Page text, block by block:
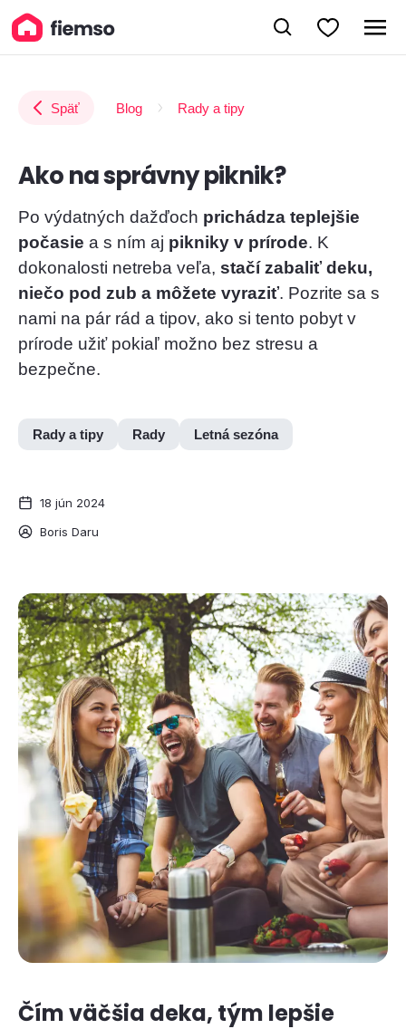
Späť Blog Rady a tipy
Ako na správny piknik?
Po výdatných dažďoch prichádza teplejšie
počasie a s ním aj pikniky v prírode. K
dokonalosti netreba veľa, stačí zabaliť deku,
niečo pod zub a môžete vyraziť. Pozrite sa s
nami na pár rád a tipov, ako si tento pobyt v
prírode užiť pokiaľ možno bez stresu a
bezpečne.
Rady a tipy Rady Letná sezóna
18 jún 2024
Boris Daru
Čím väčšia deka, tým lepšie